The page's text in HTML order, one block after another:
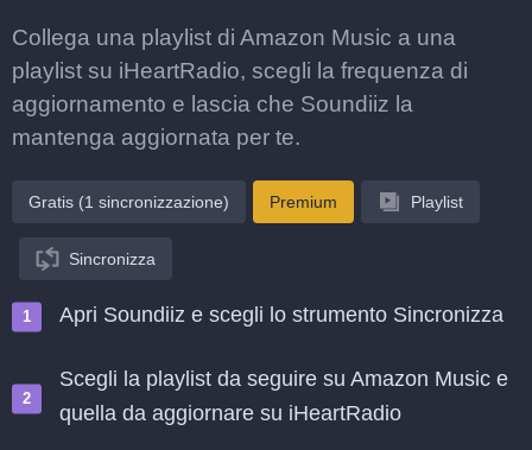
Collega una playlist di Amazon Music a una
playlist su iHeartRadio, scegli la frequenza di
aggiornamento e lascia che Soundiiz la
mantenga aggiornata per te.
Gratis (1 sincronizzazione) Premium Playlist
Sincronizza
Apri Soundiiz e scegli lo strumento Sincronizza
Scegli la playlist da seguire su Amazon Music e
quella da aggiornare su iHeartRadio